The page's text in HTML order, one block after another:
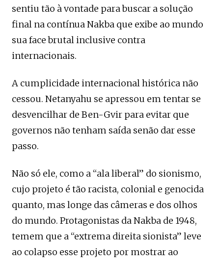
sentiu tão à vontade para buscar a solução
final na contínua Nakba que exibe ao mundo
sua face brutal inclusive contra
internacionais.
A cumplicidade internacional histórica não
cessou. Netanyahu se apressou em tentar se
desvencilhar de Ben-Gvir para evitar que
governos não tenham saída senão dar esse
passo.
Não só ele, como a “ala liberal” do sionismo,
cujo projeto é tão racista, colonial e genocida
quanto, mas longe das câmeras e dos olhos
do mundo. Protagonistas da Nakba de 1948,
temem que a “extrema direita sionista” leve
ao colapso esse projeto por mostrar ao